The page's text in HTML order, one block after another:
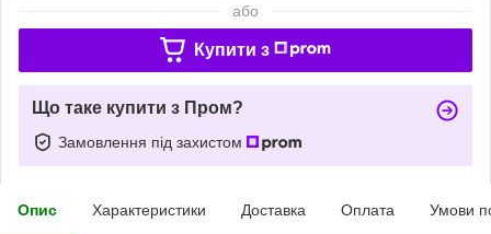
або
Купити з
Що таке купити з Пром?
Замовлення під захистом
Опис Характеристики Доставка Оплата Умови